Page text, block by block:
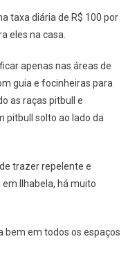
taxa diária de R$ 100 por
eles na casa.
apenas nas áreas de
guia e focinheiras para
as raças pitbull e
pitbull solto ao lado da
trazer repelente e
Ilhabela, há muito
bem em todos os espaços